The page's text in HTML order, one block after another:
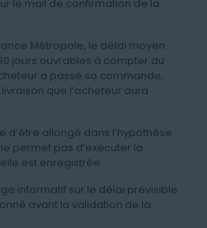
le mail de confirmation de la
Métropole, le délai moyen
jours ouvrables à compter du
a passé sa commande,
que l’acheteur aura
d’être allongé dans l’hypothèse
permet pas d’exécuter la
est enregistrée.
informatif sur le délai prévisible
avant la validation de la